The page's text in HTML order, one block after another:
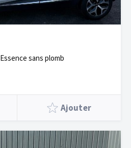
Essence sans plomb
Ajouter